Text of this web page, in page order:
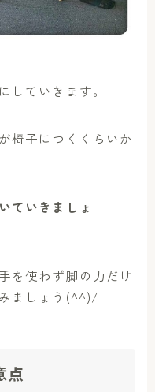
していきます。
椅子につくくらいか
ていきましょ
を使わず脚の力だけ
ましょう(^^)/
点